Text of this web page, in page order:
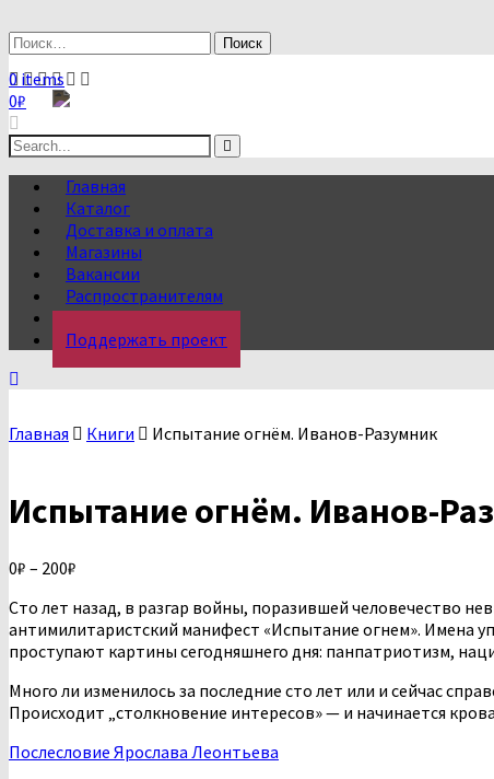
to
Найти:
0 items
0₽
Search
Главная
Каталог
Доставка и оплата
Магазины
Вакансии
Распространителям
О нас
Поддержать проект
Главная Книги Испытание огнём. Иванов-Разумник
Испытание огнём. Иванов-
0₽ – 200₽
0₽
–
200₽
Сто лет назад, в разгар войны, поразившей человечество
антимилитаристский манифест «Испытание огнем». Имена
проступают картины сегодняшнего дня: панпатриотизм,
Много ли изменилось за последние сто лет или и сейчас
Происходит „столкновение интересов» — и начинается
Послесловие Ярослава Леонтьева